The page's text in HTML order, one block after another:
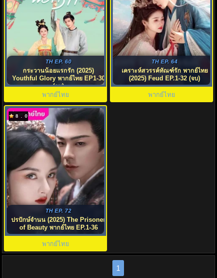
TH EP. 60
กระวานน้อยแรกรัก (2025)
Youthful Glory พากย์ไทย EP1-30
(จบ)
พากย์ไทย
TH EP. 64
เคราะห์สวรรค์ทัณฑ์รัก พากย์ไทย
(2025) Feud EP.1-32 (จบ)
พากย์ไทย
8.0
TH EP. 72
ปรปักษ์จำนน (2025) The Prisoner
of Beauty พากย์ไทย EP.1-36
พากย์ไทย
1